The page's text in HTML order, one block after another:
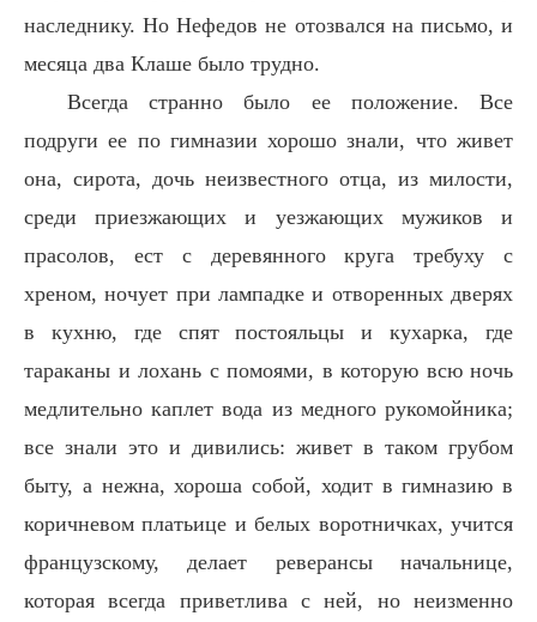
наследнику. Но Нефедов не отозвался на письмо, и
месяца два Клаше было трудно.
Всегда странно было ее положение. Все
подруги ее по гимназии хорошо знали, что живет
она, сирота, дочь неизвестного отца, из милости,
среди приезжающих и уезжающих мужиков и
прасолов, ест с деревянного круга требуху с
хреном, ночует при лампадке и отворенных дверях
в кухню, где спят постояльцы и кухарка, где
тараканы и лохань с помоями, в которую всю ночь
медлительно каплет вода из медного рукомойника;
все знали это и дивились: живет в таком грубом
быту, а нежна, хороша собой, ходит в гимназию в
коричневом платьице и белых воротничках, учится
французскому, делает реверансы начальнице,
которая всегда приветлива с ней, но неизменно